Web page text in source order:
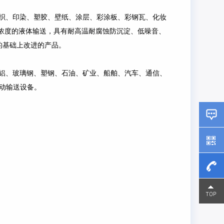
印染、塑胶、壁纸、涂层、彩涂板、彩钢瓦、化妆
的液体输送，具有耐高温耐腐蚀防沉淀、低噪音、
础上改进的产品。
玻璃钢、塑钢、石油、矿业、船舶、汽车、通信、
输送设备。